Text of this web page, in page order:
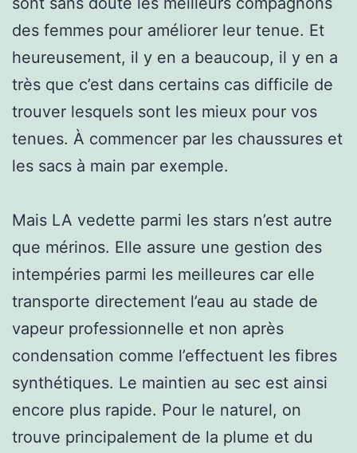
des femmes pour améliorer leur tenue. Et
heureusement, il y en a beaucoup, il y en a
très que c’est dans certains cas difficile de
trouver lesquels sont les mieux pour vos
tenues. À commencer par les chaussures et
les sacs à main par exemple.
Mais LA vedette parmi les stars n’est autre
que mérinos. Elle assure une gestion des
intempéries parmi les meilleures car elle
transporte directement l’eau au stade de
vapeur professionnelle et non après
condensation comme l’effectuent les fibres
synthétiques. Le maintien au sec est ainsi
encore plus rapide. Pour le naturel, on
trouve principalement de la plume et du